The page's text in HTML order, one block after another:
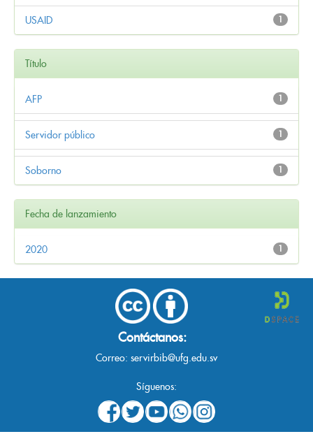
1
USAID
Título
1
AFP
1
Servidor público
1
Soborno
Fecha de lanzamiento
1
2020
Contáctanos:
Correo: servirbib@ufg.edu.sv
Síguenos: